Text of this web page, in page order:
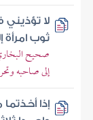
لا
ثوب امرأة
صحيح
إلى صاحبه
إذا